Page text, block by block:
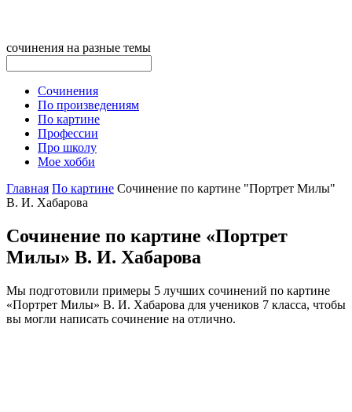
сочинения на разные темы
Сочинения
По произведениям
По картине
Профессии
Про школу
Мое хобби
Главная По картине Сочинение по картине "Портрет Милы"
В. И. Хабарова
Сочинение по картине «Портрет
Милы» В. И. Хабарова
Мы подготовили примеры 5 лучших сочинений по картине
«Портрет Милы» В. И. Хабарова для учеников 7 класса, чтобы
вы могли написать сочинение на отлично.